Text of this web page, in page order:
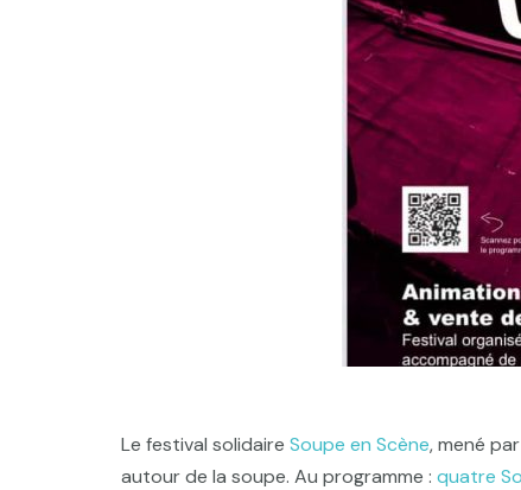
Le festival solidaire Soupe en Scène, mené
autour de la soupe. Au programme : quatre